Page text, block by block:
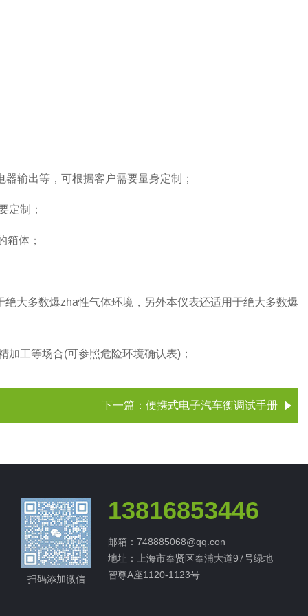
输出等，可根据客户需要量身定制；
定制；
箱体；
绝大多数爆zha性气体环境，另外本仪表还适用于绝大多数爆
加工等场合(可参照危险环境确认表) ；
下一篇： 便携式电子汽车衡调试手册
扫码添加微信
13816853446
邮箱：748885068@qq.con
地址：上海市奉贤区奉浦大道97号绿地
智尊A座1120-1123号